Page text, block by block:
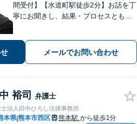
間受付】【水道町駅徒歩2分】お話を丁
寧にお聞きし、結果・プロセスともに
メールでお問い合わせ
裕司 弁護士
法人田中ひろし法律事務所
本県|熊本市西区 熊本駅 から徒歩1分